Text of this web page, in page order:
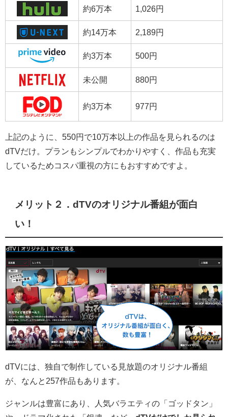
約6万本 1,026円
約14万本 2,189円
約3万本 500円
未公開 880円
約3万本 977円
上記のように、550円で10万本以上の作品を見られるのは
dTVだけ。プランもシンプルでわかりやすく、作品も充実
しているためコスパ重視の方にもおすすめですよ。
メリット２．dTVのオリジナル番組が面白
い！
dTVには、独自で制作している見放題のオリジナル番組
が、なんと257作品もあります。
ジャンルは豊富にあり、人気バラエティの「ゴッドタン」